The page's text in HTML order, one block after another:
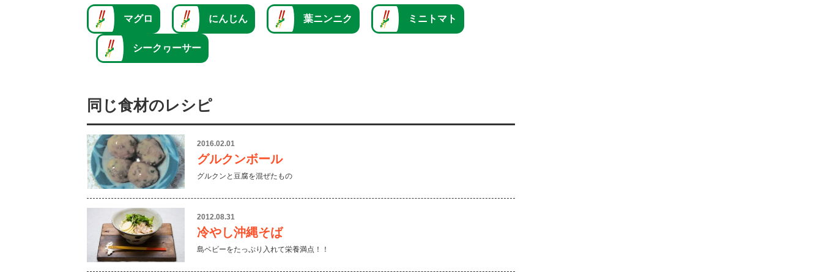
マグロ にんじん 葉ニンニク ミニトマト
シークヮーサー
同じ食材のレシピ
2016.02.01
グルクンボール
グルクンと豆腐を混ぜたもの
2012.08.31
冷やし沖縄そば
島ベビーをたっぷり入れて栄養満点！！